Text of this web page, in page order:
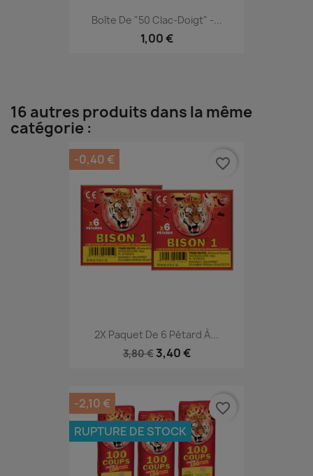
Boîte De "50 Clac-Doigt" -...
1,00 €
16 autres produits dans la même
catégorie :
2X Paquet De 6 Pétard À...
3,80 € 3,40 €
-0,40 € favorite_border
-2,10 €
RUPTURE DE STOCK
favorite_border